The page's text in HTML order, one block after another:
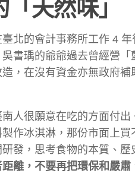
天然味」
北的會計事務所工作 4
書瑀的爺爺過去曾經營
，在沒有資金亦無政府
人很願意在吃的方面付
作冰淇淋，那份市面上
發，思考食物的本質、
離，不要再把環保和嚴肅